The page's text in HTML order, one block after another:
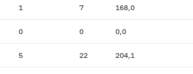
1 7 168,0
0 0 0,0
5 22 204,1